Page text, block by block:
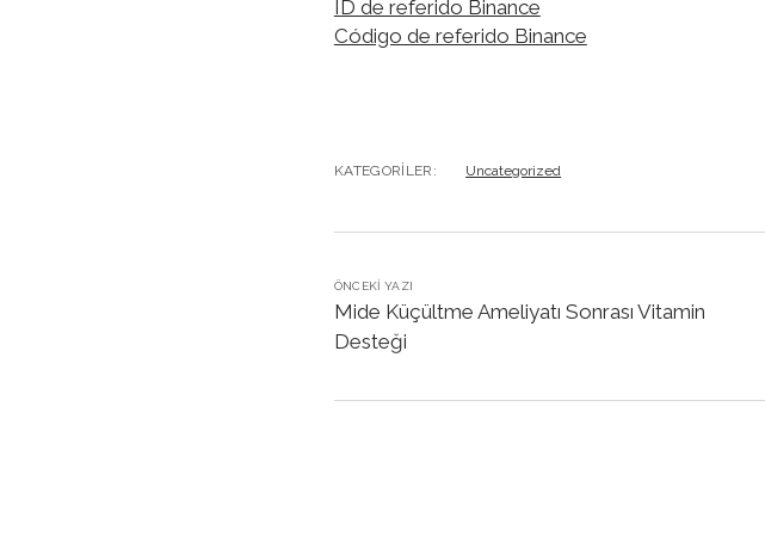
ID de referido Binance
Código de referido Binance
KATEGORILER: Uncategorized
ÖNCEKI YAZI
Mide Küçültme Ameliyatı Sonrası Vitamin
Desteği